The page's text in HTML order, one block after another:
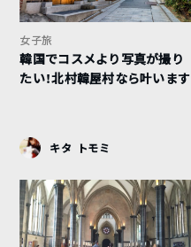
女子旅
韓国でコスメより写真が撮り
たい！北村韓屋村なら叶います
キタ トモミ